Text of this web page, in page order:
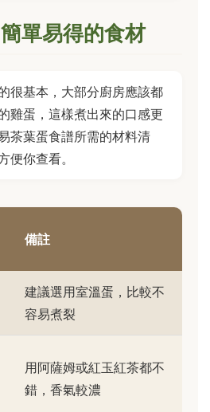
單易得的食材
很基本，大部分廚房應該都
雞蛋，這樣煮出來的口感更
茶葉蛋食譜所需的材料清
便你查看。
備註
建議選用室溫蛋，比較不
容易煮裂
用阿薩姆或紅玉紅茶都不
錯，香氣較濃